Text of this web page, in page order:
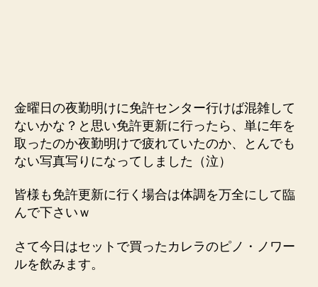
金曜日の夜勤明けに免許センター行けば混雑して
ないかな？と思い免許更新に行ったら、単に年を
取ったのか夜勤明けで疲れていたのか、とんでも
ない写真写りになってしました（泣）
皆様も免許更新に行く場合は体調を万全にして臨
んで下さいｗ
さて今日はセットで買ったカレラのピノ・ノワー
ルを飲みます。